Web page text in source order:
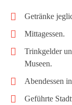
Getränke
Mittagessen.
Trinkgelder
Museen.
Abendessen
Geführte